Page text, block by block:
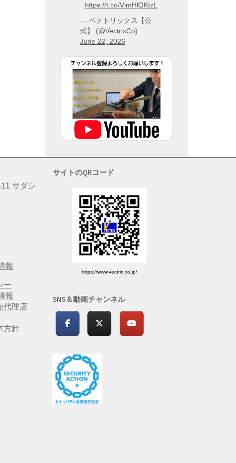
https://t.co/VimHlQKtzL
— ベクトリックス【公
式】 (@VectrixCo)
June 22, 2026
サダシ
報
ー
報
代理店
方針
サイトのQRコード
https://www.vectrix.co.jp/
SNS＆動画チャンネル